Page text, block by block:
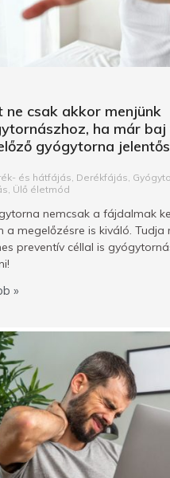
ne csak akkor menjünk
ha már baj
gyógytorna
és hátfájás, Derékfájás,
, Ülő életmód
nemcsak a fájdalmak
a megelőzésre is kiváló. Tudja
preventív céllal is
»